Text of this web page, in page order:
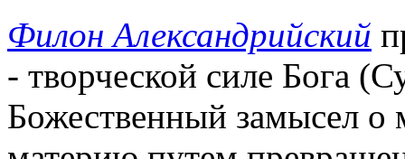
Филон Александрийский
- творческой силе Бога
Божественный замысел